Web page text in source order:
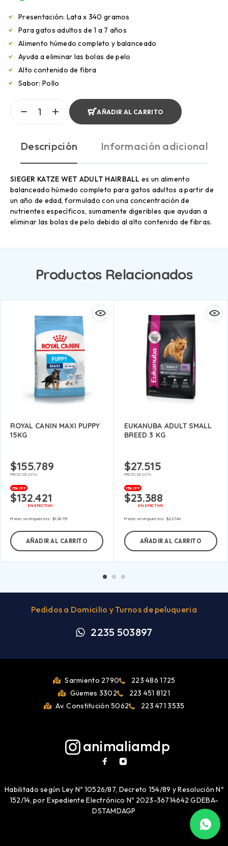
Presentación: Lata x 340 gramos
Para gatos adultos de 1 a 7 años
Alimento húmedo completo y balanceado
Ayuda a eliminar las bolas de pelo
Alto contenido de fibra
Sabor: Pollo
AÑADIR AL CARRITO
Descripción Información adicional
SIEGER KATZE WET ADULT HAIRBALL es un alimento
balanceado húmedo completo para gatos adultos a partir de
un año de edad, formulado con una concentración de
nutrientes específicos, sumamente digeribles que ayudan a
eliminar las bolas de pelo debido al alto contenido de fibras.
Productos Relacionados
ROYAL CANIN MAXI PUPPY
15KG
$155.789
PRECIO DE LISTA
15% OFF
$132.421
EN EFECTIVO
Precio sin impuestos:$128.751
AÑADIR AL CARRITO
EUKANUBA ADULT SMALL
BREED 3 KG
$27.515
PRECIO DE LISTA
15% OFF
$23.388
EN EFECTIVO
Precio sin impuestos:$22.740
AÑADIR AL CARRITO
Pedidos a Domicilio y Turnos de peluqueria
2235 503897
Sarmiento 2790
223 486 1725
Güemes 3302
223 451 8121
Av. Constitución 5062
223 471 3535
animaliamdp
Habilitado según Ley Nº 10526/87, Decreto 154/89 y Resolución Nº
152/14, por Expediente Electrónico Nº 2023-36714642 GDEBA-
DSTAMDAGP